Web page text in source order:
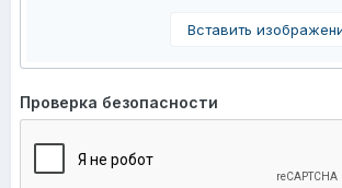
Вставить
Проверка безопасности